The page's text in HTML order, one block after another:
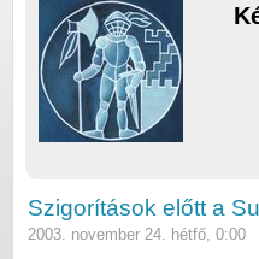
Szigorítások előtt a
2003. november 24. hétfő, 0:00